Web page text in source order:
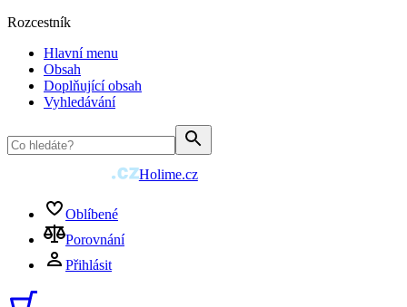
Rozcestník
Hlavní menu
Obsah
Doplňující obsah
Vyhledávání
Holime.cz
Oblíbené
Porovnání
Přihlásit